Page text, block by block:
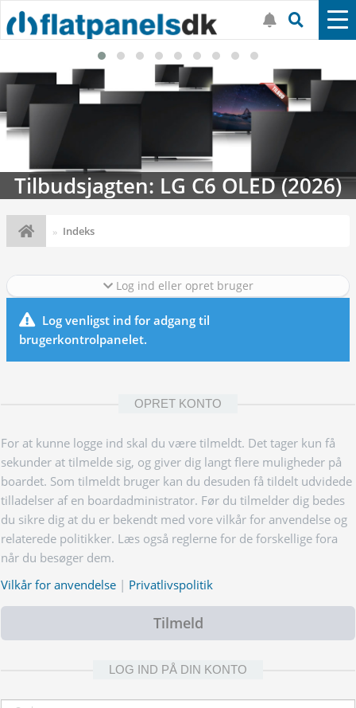
Tilbudsjagten: LG C6 OLED (2026)
Indeks
Log ind eller opret bruger
Log venligst ind for adgang til
brugerkontrolpanelet.
OPRET KONTO
For at kunne logge ind skal du være tilmeldt. Det tager kun få
sekunder at tilmelde sig, og giver dig langt flere muligheder på
boardet. Som tilmeldt bruger kan du desuden få tildelt udvidede
tilladelser af en boardadministrator. Før du tilmelder dig bedes
du sikre dig at du er bekendt med vore vilkår for anvendelse og
relaterede politikker. Læs også reglerne for de forskellige fora
når du besøger dem.
Vilkår for anvendelse | Privatlivspolitik
Tilmeld
LOG IND PÅ DIN KONTO